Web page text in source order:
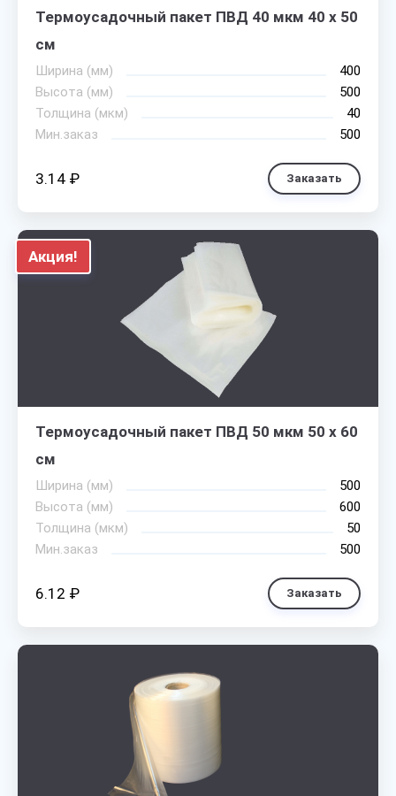
Термоусадочный пакет ПВД 40 мкм 40 х 50
см
Ширина (мм)
400
Высота (мм)
500
Толщина (мкм)
40
Мин.заказ
500
3.14 ₽ Заказать
Акция!
Термоусадочный пакет ПВД 50 мкм 50 х 60
см
Ширина (мм)
500
Высота (мм)
600
Толщина (мкм)
50
Мин.заказ
500
6.12 ₽ Заказать